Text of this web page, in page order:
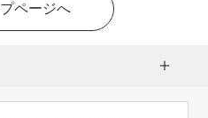
プページへ